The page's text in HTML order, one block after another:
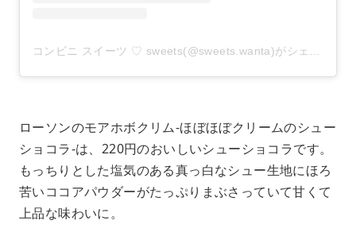
コンビニ スイーツ ♡ sweets(@sweets.wanta)がシェアした投稿
ローソンのモアホボクリム-ほぼほぼクリームのシュー
ショコラ- は、220円のおいしいシューショコラです。
もっちりとした塩気のある真っ白なシュー生地にほろ
苦いココアパウダーがたっぷりまぶさっていて甘くて
上品な味わいに。